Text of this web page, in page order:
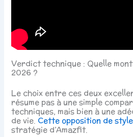
Verdict technique : Quelle
2026 ?
Le choix entre ces deux
résume pas à une simple
techniques, mais bien à une
de vie. Cette opposition de style
stratégie d’Amazfit.